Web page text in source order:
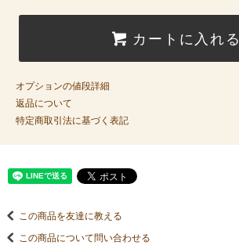
カートに入れる
オプションの値段詳細
返品について
特定商取引法に基づく表記
この商品を友達に教える
この商品について問い合わせる